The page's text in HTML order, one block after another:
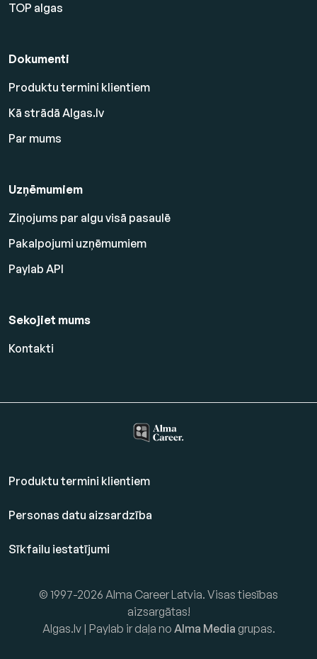
TOP algas
Dokumenti
Produktu termini klientiem
Kā strādā Algas.lv
Par mums
Uzņēmumiem
Ziņojums par algu visā pasaulē
Pakalpojumi uzņēmumiem
Paylab API
Sekojiet mums
Kontakti
Produktu termini klientiem
Personas datu aizsardzība
Sīkfailu iestatījumi
© 1997-2026 Alma Career Latvia. Visas tiesības
aizsargātas!
Algas.lv | Paylab ir daļa no Alma Media grupas.